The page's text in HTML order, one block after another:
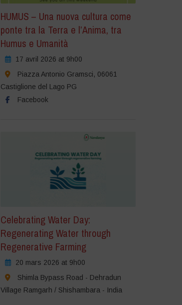
HUMUS – Una nuova cultura come
ponte tra la Terra e l’Anima, tra
Humus e Umanità
17 avril 2026 at 9h00
Piazza Antonio Gramsci, 06061
Castiglione del Lago PG
Facebook
Celebrating Water Day:
Regenerating Water through
Regenerative Farming
20 mars 2026 at 9h00
Shimla Bypass Road - Dehradun
Village Ramgarh / Shishambara - India